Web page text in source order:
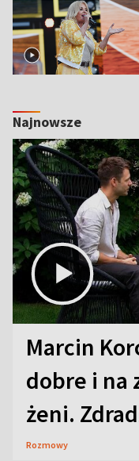
Najnowsze
Marcin
dobre i na
żeni.
Rozmowy